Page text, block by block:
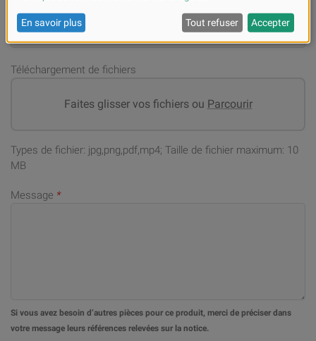
Adresse email*
Téléchargement de fichiers
Faites glisser vos fichiers ou Parcourir
Types de fichier: jpg,png,pdf,mp4; Taille de fichier maximum: 10
MB
Message *
Si vous avez besoin d’autres pièces pour ce produit, merci de préciser dans
votre message leurs références relevées sur la notice.